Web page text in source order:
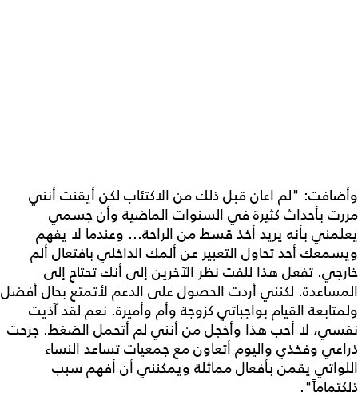
وأضافت: "لم اعان قبل ذلك من الاكتئاب لكن أيقنت أنني
مررت بأحداث كثيرة في السنوات الماضية وأن جسمي
يعلمني بأنه يريد أخذ قسط من الراحة... وعندما لا يفهم
ويسمعك أحد تحاول التعبير عن ألمك الداخلي بافتعال ألم
خارجي. تفعل هذا للفت نظر الآخرين إلى أنك تحتاج إلى
المساعدة. لكنني أردت الحصول على الدعم لأتمتع بحال أفضل
ولمتابعة القيام بواجباتي كزوجة وأم وأميرة. نعم لقد آذيت
نفسي، لا أحب هذا وأخجل من أنني لم أتحمل الضغط. جرحت
ذراعي وفخذي واليوم أتعاون مع جمعيات تساعد النساء
اللواتي يقمن بأفعال مماثلة ويمكنني أن أفهم سبب
ذلكتماماً".